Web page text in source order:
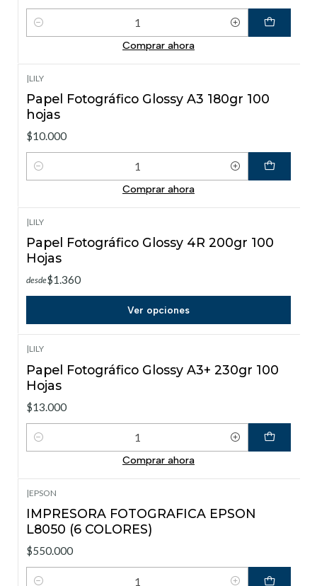
Cantidad
Comprar ahora
|LILY
Papel Fotográfico Glossy A3 180gr 100
hojas
$10.000
Cantidad
Comprar ahora
|LILY
Papel Fotográfico Glossy 4R 200gr 100
Hojas
desde$1.360
Ver opciones
|LILY
Papel Fotográfico Glossy A3+ 230gr 100
Hojas
$13.000
Cantidad
Comprar ahora
|EPSON
IMPRESORA FOTOGRAFICA EPSON
L8050 (6 COLORES)
$550.000